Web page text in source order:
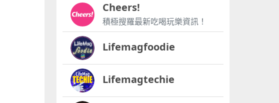
Cheers!
積極搜羅最新吃喝玩樂資訊！
Lifemagfoodie
Lifemagtechie